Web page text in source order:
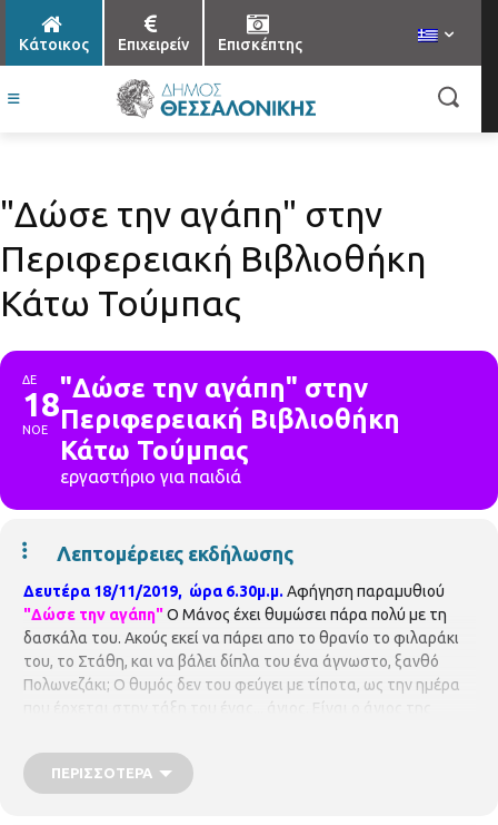
Κάτοικος Επιχειρείν Επισκέπτης
"Δώσε την αγάπη" στην
Περιφερειακή Βιβλιοθήκη
Κάτω Τούμπας
ΔΕ
18
ΝΟΕ
"Δώσε την αγάπη" στην
Περιφερειακή Βιβλιοθήκη
Κάτω Τούμπας
εργαστήριο για παιδιά
Λεπτομέρειες εκδήλωσης
Δευτέρα 18/11/2019, ώρα 6.30μ.μ. Αφήγηση παραμυθιού
"Δώσε την αγάπη"Ο Μάνος έχει θυμώσει πάρα πολύ με τη
δασκάλα του. Ακούς εκεί να πάρει απο το θρανίο το φιλαράκι
του, το Στάθη, και να βάλει δίπλα του ένα άγνωστο, ξανθό
Πολωνεζάκι; Ο θυμός δεν του φεύγει με τίποτα, ως την ημέρα
που έρχεται στην τάξη του ένας... άγιος. Είναι ο άγιος της
γίνει παρακάτω; Θα ακολουθήσουν κατασκευές.
Υλικά που θα χρειαστούν: κόκκινο χαρτόνι σε Α4, κόλα και ψαλίδι.
ΠΕΡΙΣΣΌΤΕΡΑ